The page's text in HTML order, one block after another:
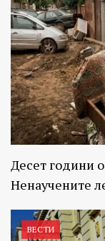
Десет години
Ненаучените
ВЕСТИ